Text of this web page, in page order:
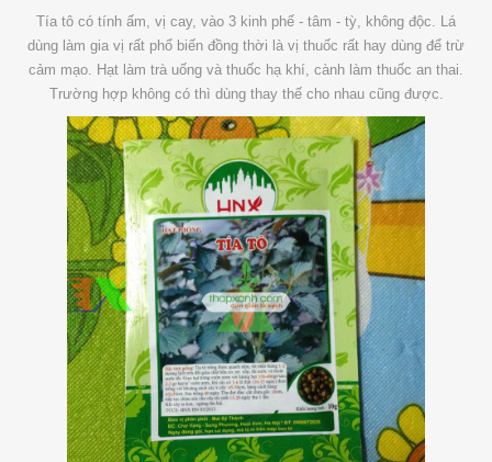
Tía tô có tính ấm, vị cay, vào 3 kinh phế - tâm - tỳ, không độc. Lá
dùng làm gia vị rất phổ biến đồng thời là vị thuốc rất hay dùng để trừ
cảm mạo. Hạt làm trà uống và thuốc hạ khí, cành làm thuốc an thai.
Trường hợp không có thì dùng thay thế cho nhau cũng được.